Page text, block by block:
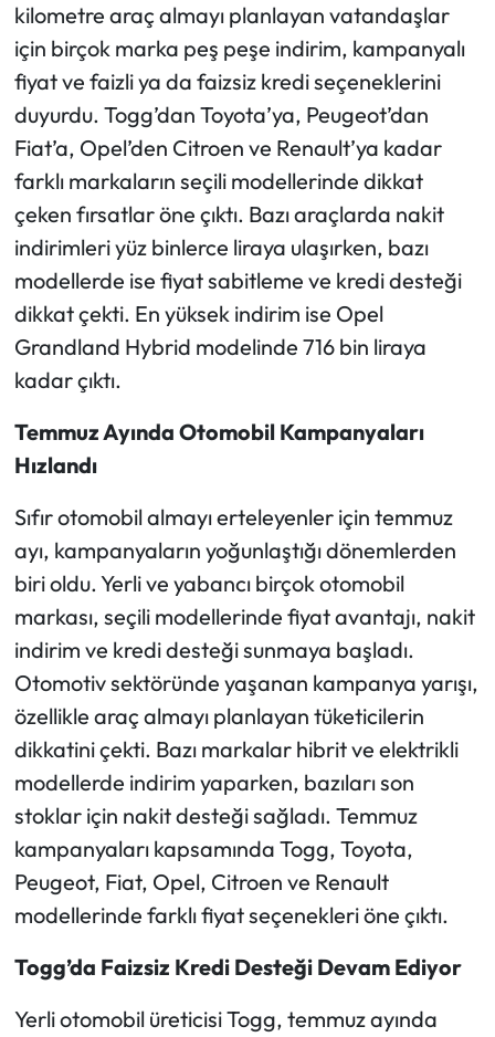
kilometre araç almayı planlayan vatandaşlar
için birçok marka peş peşe indirim, kampanyalı
fiyat ve faizli ya da faizsiz kredi seçeneklerini
duyurdu. Togg’dan Toyota’ya, Peugeot’dan
Fiat’a, Opel’den Citroen ve Renault’ya kadar
farklı markaların seçili modellerinde dikkat
çeken fırsatlar öne çıktı. Bazı araçlarda nakit
indirimleri yüz binlerce liraya ulaşırken, bazı
modellerde ise fiyat sabitleme ve kredi desteği
dikkat çekti. En yüksek indirim ise Opel
Grandland Hybrid modelinde 716 bin liraya
kadar çıktı.
Temmuz Ayında Otomobil Kampanyaları
Hızlandı
Sıfır otomobil almayı erteleyenler için temmuz
ayı, kampanyaların yoğunlaştığı dönemlerden
biri oldu. Yerli ve yabancı birçok otomobil
markası, seçili modellerinde fiyat avantajı, nakit
indirim ve kredi desteği sunmaya başladı.
Otomotiv sektöründe yaşanan kampanya yarışı,
özellikle araç almayı planlayan tüketicilerin
dikkatini çekti. Bazı markalar hibrit ve elektrikli
modellerde indirim yaparken, bazıları son
stoklar için nakit desteği sağladı. Temmuz
kampanyaları kapsamında Togg, Toyota,
Peugeot, Fiat, Opel, Citroen ve Renault
modellerinde farklı fiyat seçenekleri öne çıktı.
Togg’da Faizsiz Kredi Desteği Devam Ediyor
Yerli otomobil üreticisi Togg, temmuz ayında
Ekonomi
Sağlık
Turizm
Teknoloji